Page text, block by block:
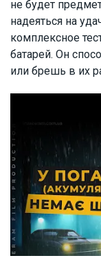
не будет
надеяться на
комплексное
батарей. Он
или брешь в их